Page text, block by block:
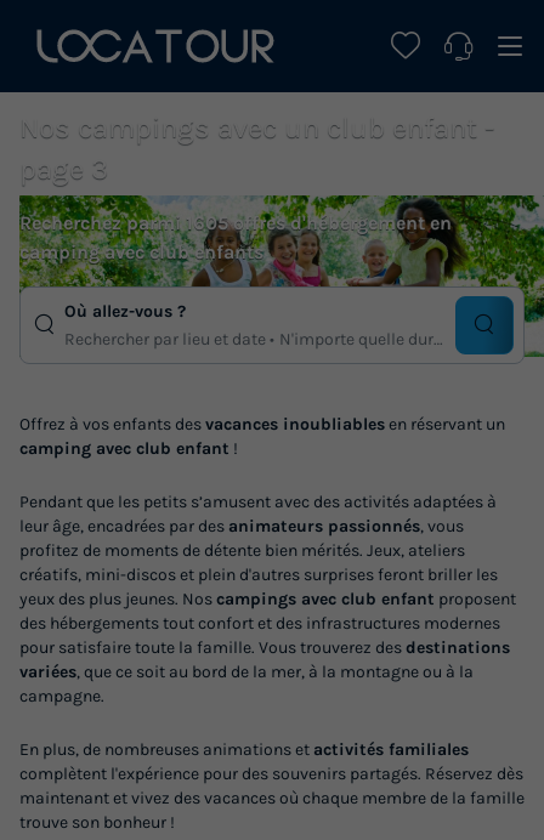
Nos campings avec un club enfant -
page 3
Recherchez parmi 1605 offres d'hébergement en
camping avec club enfants
Où allez-vous ?
Rechercher par lieu et date
N'importe quelle duree
Offrez à vos enfants desvacances inoubliablesen réservant un
camping avec club enfant !
Pendant que les petits s’amusent avec des activités adaptées à
leur âge, encadrées par des animateurs passionnés, vous
profitez de moments de détente bien mérités. Jeux, ateliers
créatifs, mini-discos et plein d'autres surprises feront briller les
yeux des plus jeunes. Noscampings avec club enfant proposent
des hébergements tout confort et des infrastructures modernes
pour satisfaire toute la famille. Vous trouverez desdestinations
variées, que ce soit au bord de la mer, à la montagne ou à la
campagne.
En plus, de nombreuses animations et activités familiales
complètent l'expérience pour des souvenirs partagés. Réservez dès
maintenant et vivez des vacances où chaque membre de la famille
trouve son bonheur !